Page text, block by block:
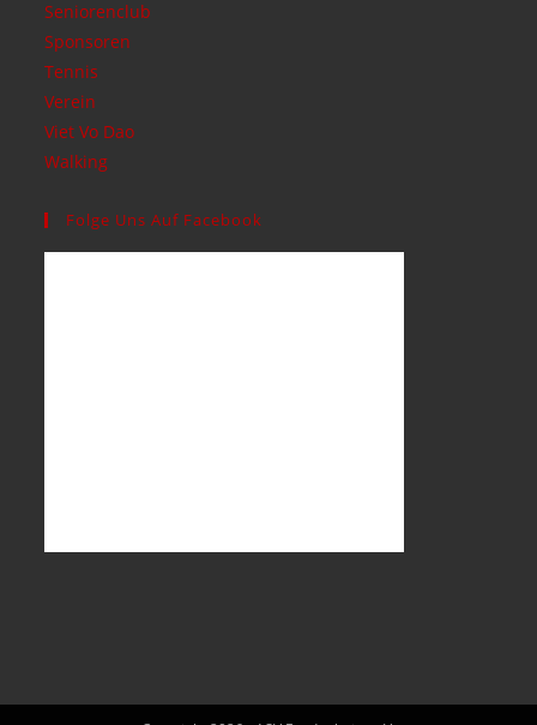
Seniorenclub
Sponsoren
Tennis
Verein
Viet Vo Dao
Walking
Folge Uns Auf Facebook